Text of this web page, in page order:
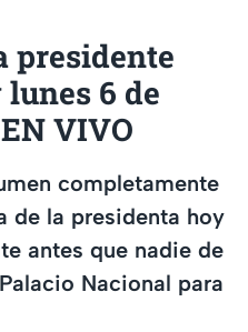
presidente
6 de
VIVO
completamente
de la presidenta hoy
antes que nadie de
Nacional para